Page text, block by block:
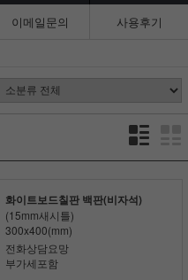
이메일문의 사용후기
화이트보드칠판 백판(비자석)
(15mm새시틀)
300x400(mm)
전화상담요망
부가세포함